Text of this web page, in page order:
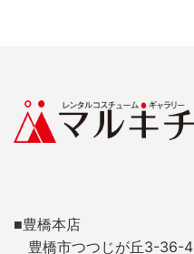
■豊橋本店
豊橋市つつじが丘3-36-4